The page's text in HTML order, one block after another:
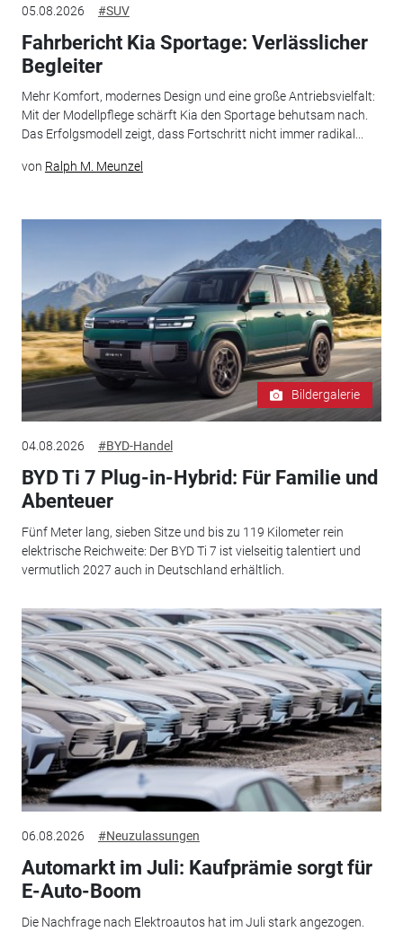
05.08.2026 #SUV
Fahrbericht Kia Sportage: Verlässlicher
Begleiter
Mehr Komfort, modernes Design und eine große Antriebsvielfalt:
Mit der Modellpflege schärft Kia den Sportage behutsam nach.
Das Erfolgsmodell zeigt, dass Fortschritt nicht immer radikal...
von Ralph M. Meunzel
Bildergalerie
04.08.2026 #BYD-Handel
BYD Ti 7 Plug-in-Hybrid: Für Familie und
Abenteuer
Fünf Meter lang, sieben Sitze und bis zu 119 Kilometer rein
elektrische Reichweite: Der BYD Ti 7 ist vielseitig talentiert und
vermutlich 2027 auch in Deutschland erhältlich.
06.08.2026 #Neuzulassungen
Automarkt im Juli: Kaufprämie sorgt für
E-Auto-Boom
Die Nachfrage nach Elektroautos hat im Juli stark angezogen.